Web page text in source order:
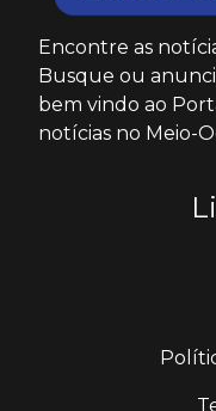
Encontre as
Busque ou
bem vindo ao
notícias no Meio-